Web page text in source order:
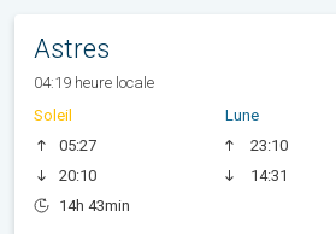
Astres
04:19 heure locale
Soleil
05:27
20:10
14h 43min
Lune
23:10
14:31